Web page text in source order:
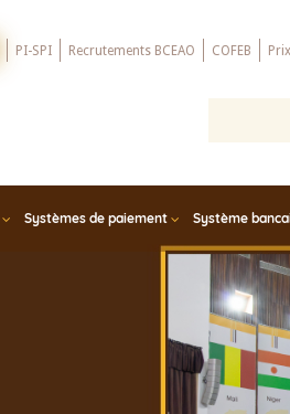
PI-SPI Recrutements BCEAO COFEB
Systèmes de paiement Système